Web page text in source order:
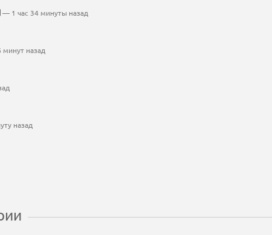
— 1 час 34 минуты назад
назад
назад